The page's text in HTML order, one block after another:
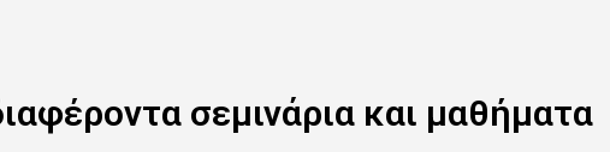
σεμινάρια και μαθήματα